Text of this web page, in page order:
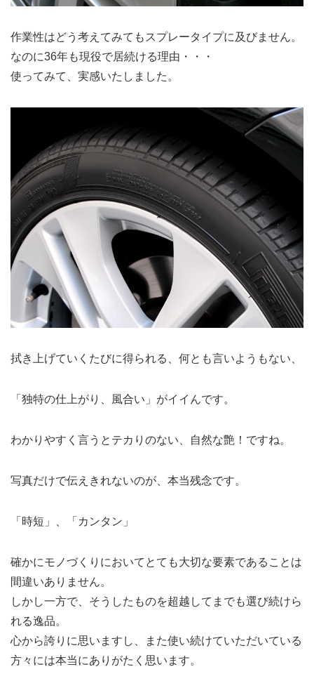
作業性はどう考えてみてもスプレータイプに及びません。
なのに36年も現役で居続ける理由・・・
使ってみて、実感いたしました。
拭き上げていくたびに得られる、何とも言いようもない、
「独特の仕上がり、風合い」がイイんです。
わかりやすく言うとテカりのない、自然な艶！ですね。
写真だけで伝えきれないのが、本当残念です。
「時短」、「カンタン」
確かにモノづくりにおいてとても大切な要素であることは
間違いありません。
しかし一方で、そうしたものを超越してまでも選び続けら
れる逸品。
心から誇りに思いますし、また使い続けていただいている
方々には本当にありがたく思います。